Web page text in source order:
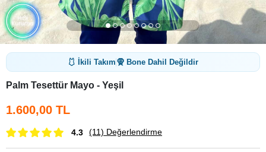
🩱 İkili Takım 🧕 Bone Dahil Değildir
Palm Tesettür Mayo - Yeşil
1.600,00 TL
4.3 (11) Değerlendirme